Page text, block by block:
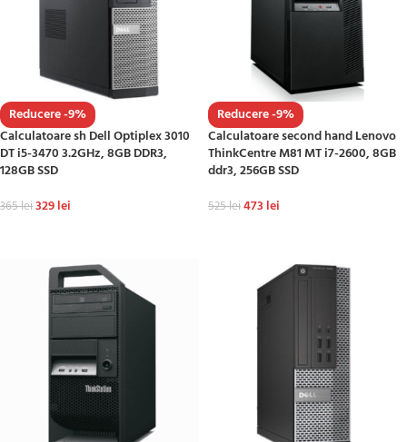
Reducere -9%
Calculatoare sh Dell Optiplex 3010
DT i5-3470 3.2GHz, 8GB DDR3,
128GB SSD
365lei329lei
Reducere -9%
Calculatoare second hand Lenovo
ThinkCentre M81 MT i7-2600, 8GB
ddr3, 256GB SSD
525lei473 lei